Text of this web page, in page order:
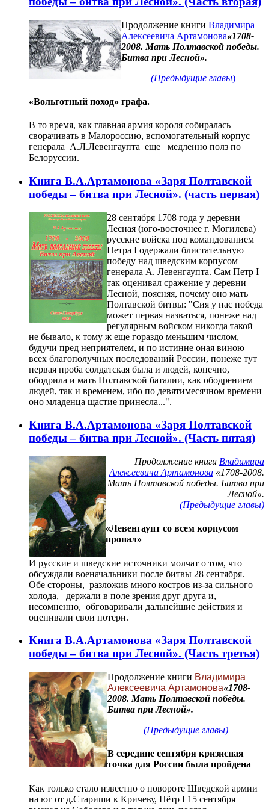
Продолжение книги Владимира
Алексеевича Артамонова«1708-
2008. Мать Полтавской победы.
Битва при Лесной».
(Предыдущие главы)
«Вольготный поход» графа.
В то время, как главная армия короля собиралась
сворачивать в Малороссию, вспомогательный корпус
генерала А.Л.Левенгаупта еще медленно полз по
Белоруссии.
Книга В.А.Артамонова «Заря Полтавской
победы – битва при Лесной». (часть первая)
28 сентября 1708 года у деревни
Лесная (юго-восточнее г. Могилева)
русские войска под командованием
Петра I одержали блистательную
победу над шведским корпусом
генерала А. Левенгаупта. Сам Петр I
так оценивал сражение у деревни
Лесной, поясняя, почему оно мать
Полтавской битвы: "Сия у нас победа
может первая назваться, понеже над
регулярным войском никогда такой
не бывало, к тому ж еще гораздо меньшим числом,
будучи пред неприятелем, и по истинне оная виною
всех благополучных последований России, понеже тут
первая проба солдатская была и людей, конечно,
ободрила и мать Полтавской баталии, как ободрением
людей, так и временем, ибо по девятимесячном времени
оно младенца щастие принесла...".
Книга В.А.Артамонова «Заря Полтавской
победы – битва при Лесной». (Часть пятая)
Продолжение книги Владимира
Алексеевича Артамонова «1708-2008.
Мать Полтавской победы. Битва при
Лесной».
(Предыдущие главы)
«Левенгаупт со всем корпусом
пропал»
И русские и шведские источники молчат о том, что
обсуждали военачальники после битвы 28 сентября.
Обе стороны, разложив много костров из-за сильного
холода, держали в поле зрения друг друга и,
несомненно, обговаривали дальнейшие действия и
оценивали свои потери.
Книга В.А.Артамонова «Заря Полтавской
победы – битва при Лесной». (Часть третья)
Продолжение книги Владимира
Алексеевича Артамонова«1708-
2008. Мать Полтавской победы.
Битва при Лесной».
(Предыдущие главы)
В середине сентября кризисная
точка для России была пройдена
Как только стало известно о повороте Шведской армии
на юг от д.Стариши к Кричеву, Пётр I 15 сентября